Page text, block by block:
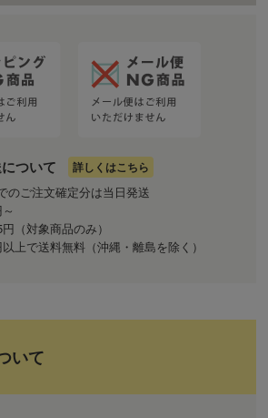
ついて 詳しくはこちら
のご注文確定分は当日発送
（対象商品のみ）
上で送料無料（沖縄・離島を除く）
いて